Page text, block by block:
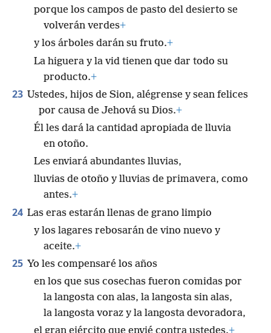
porque los campos de pasto del desierto se
volverán verdes+
y los árboles darán su fruto.+
La higuera y la vid tienen que dar todo su
producto.+
23 Ustedes, hijos de Sion, alégrense y sean felices
por causa de Jehová su Dios.+
Él les dará la cantidad apropiada de lluvia
en otoño.
Les enviará abundantes lluvias,
lluvias de otoño y lluvias de primavera, como
antes.+
24 Las eras estarán llenas de grano limpio
y los lagares rebosarán de vino nuevo y
aceite.+
25 Yo les compensaré los años
en los que sus cosechas fueron comidas por
la langosta con alas, la langosta sin alas,
la langosta voraz y la langosta devoradora,